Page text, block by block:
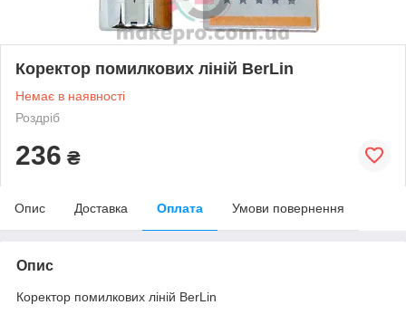
Коректор помилкових ліній BerLin
Немає в наявності
Роздріб
236 ₴
Опис Доставка Оплата Умови повернення
Опис
Коректор помилкових ліній BerLin